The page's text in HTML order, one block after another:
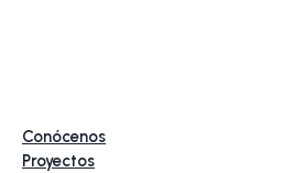
Conócenos
Proyectos